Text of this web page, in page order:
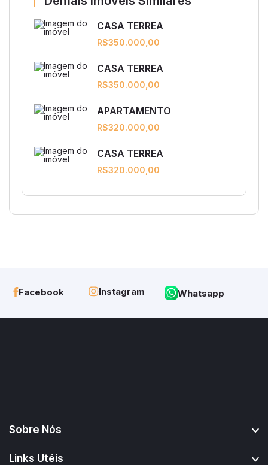
CASA TERREA
R$350.000,00
CASA TERREA
R$350.000,00
APARTAMENTO
R$320.000,00
CASA TERREA
R$320.000,00
Facebook Instagram Whatsapp
Sobre Nós
Links Utéis